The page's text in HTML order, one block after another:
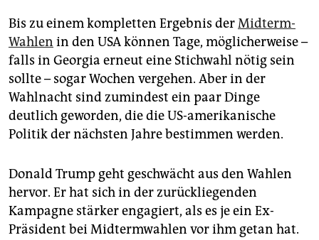
Bis zu einem kompletten Ergebnis derMidterm-
Wahlen in den USA können Tage, möglicherweise –
falls in Georgia erneut eine Stichwahl nötig sein
sollte – sogar Wochen vergehen. Aber in der
Wahlnacht sind zumindest ein paar Dinge
deutlich geworden, die die US-amerikanische
Politik der nächsten Jahre bestimmen werden.
Donald Trump geht geschwächt aus den Wahlen
hervor. Er hat sich in der zurückliegenden
Kampagne stärker engagiert, als es je ein Ex-
Präsident bei Midtermwahlen vor ihm getan hat.